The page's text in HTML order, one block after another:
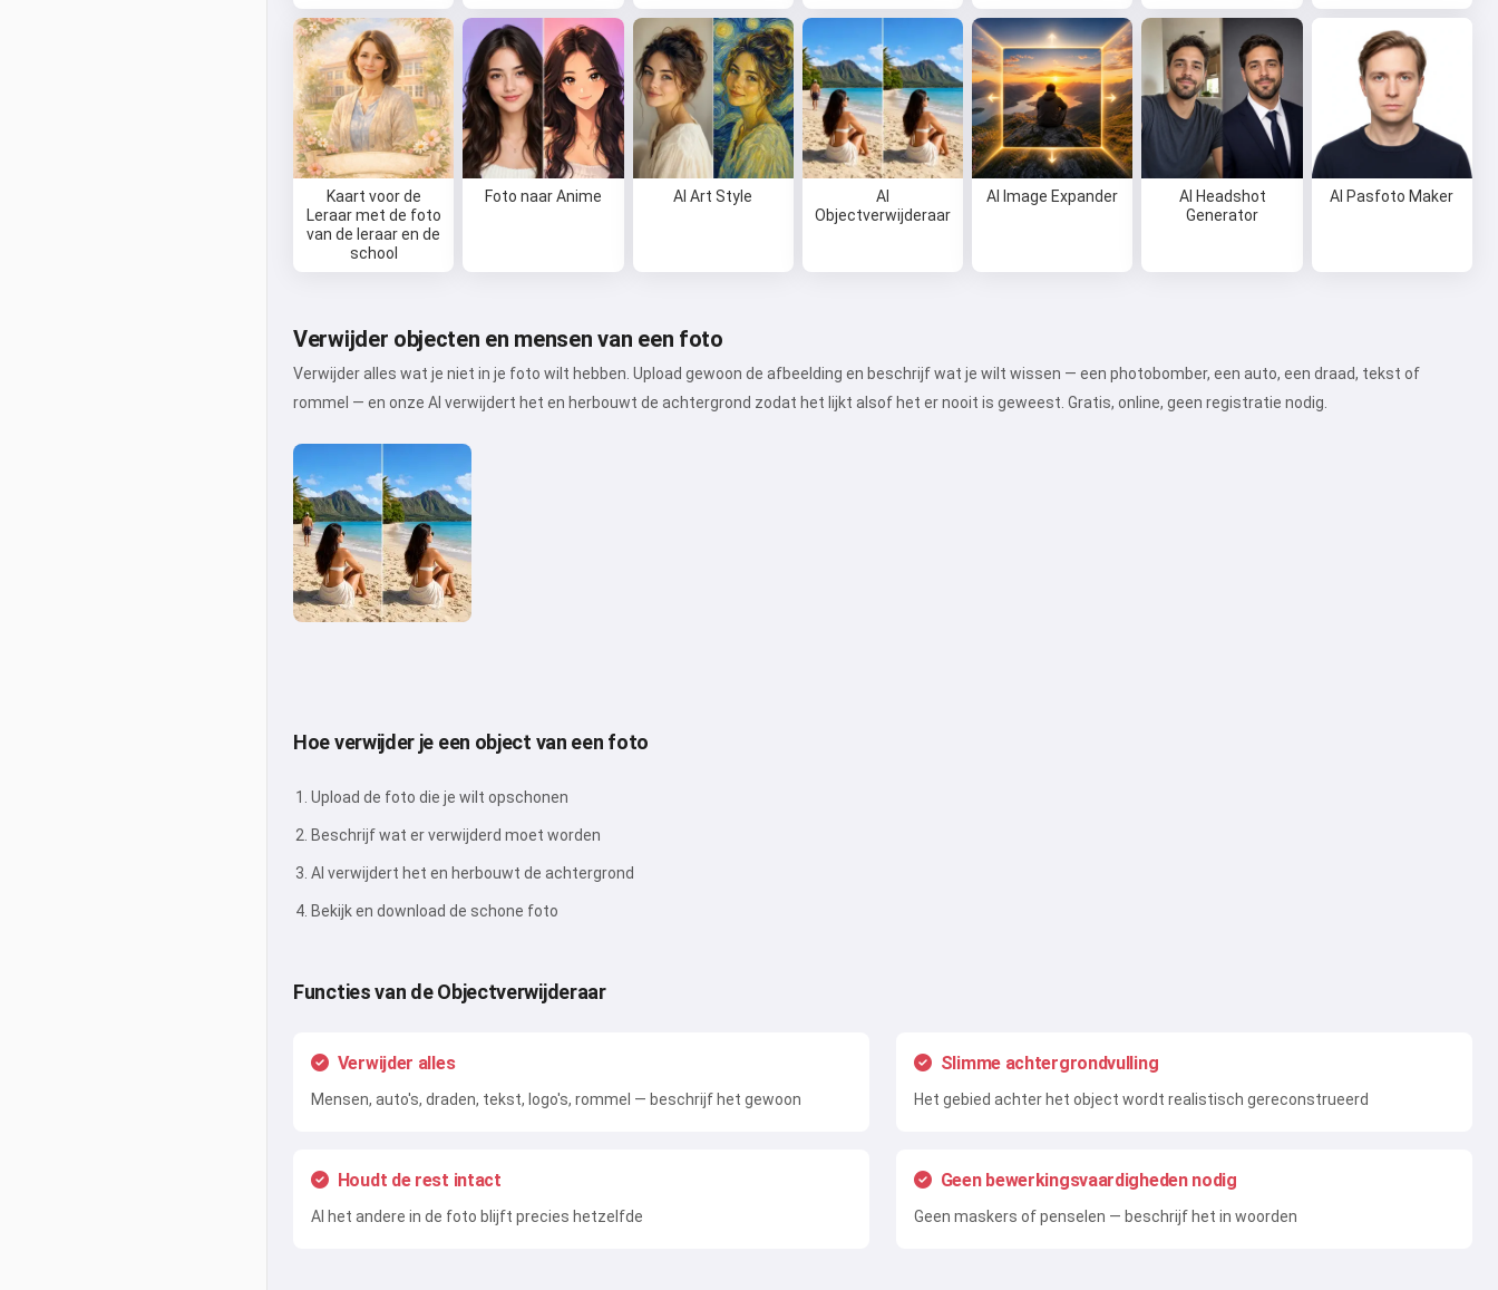
Kaart voor de
Leraar met de foto
van de leraar en de
school
Foto naar Anime AI Art Style
AI
Objectverwijderaar
AI Image Expander
AI Headshot
Generator
AI Pasfoto Maker
Verwijder objecten en mensen van een foto
Verwijder alles wat je niet in je foto wilt hebben. Upload gewoon de afbeelding en beschrijf wat je wilt wissen — een photobomber, een auto, een draad, tekst of
rommel — en onze AI verwijdert het en herbouwt de achtergrond zodat het lijkt alsof het er nooit is geweest. Gratis, online, geen registratie nodig.
Hoe verwijder je een object van een foto
Upload de foto die je wilt opschonen
Beschrijf wat er verwijderd moet worden
AI verwijdert het en herbouwt de achtergrond
Bekijk en download de schone foto
Functies van de Objectverwijderaar
Verwijder alles
Mensen, auto's, draden, tekst, logo's, rommel — beschrijf het gewoon
Slimme achtergrondvulling
Het gebied achter het object wordt realistisch gereconstrueerd
Houdt de rest intact
Al het andere in de foto blijft precies hetzelfde
Geen bewerkingsvaardigheden nodig
Geen maskers of penselen — beschrijf het in woorden
Ik accepteer:Gebruiksvoorwaarden
Privacybeleid,
Terugbetalingsbeleid